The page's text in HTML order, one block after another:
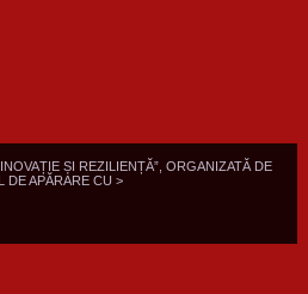
ȘI REZILIENȚĂ”, ORGANIZATĂ DE
DE APĂRARE CU >